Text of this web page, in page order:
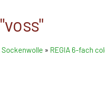
Sockenwolle » REGIA 6-fach